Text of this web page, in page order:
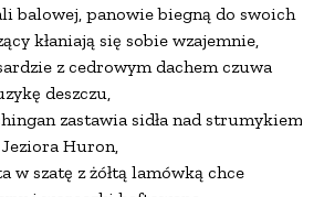
balowej, panowie biegną do swoich
kłaniają się sobie wzajemnie,
z cedrowym dachem czuwa
deszczu,
zastawia sidła nad strumykiem
Huron,
w szatę z żółtą lamówką chce